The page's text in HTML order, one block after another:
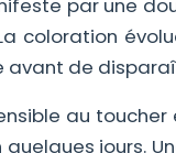
par une
coloration
avant de
au
jours.